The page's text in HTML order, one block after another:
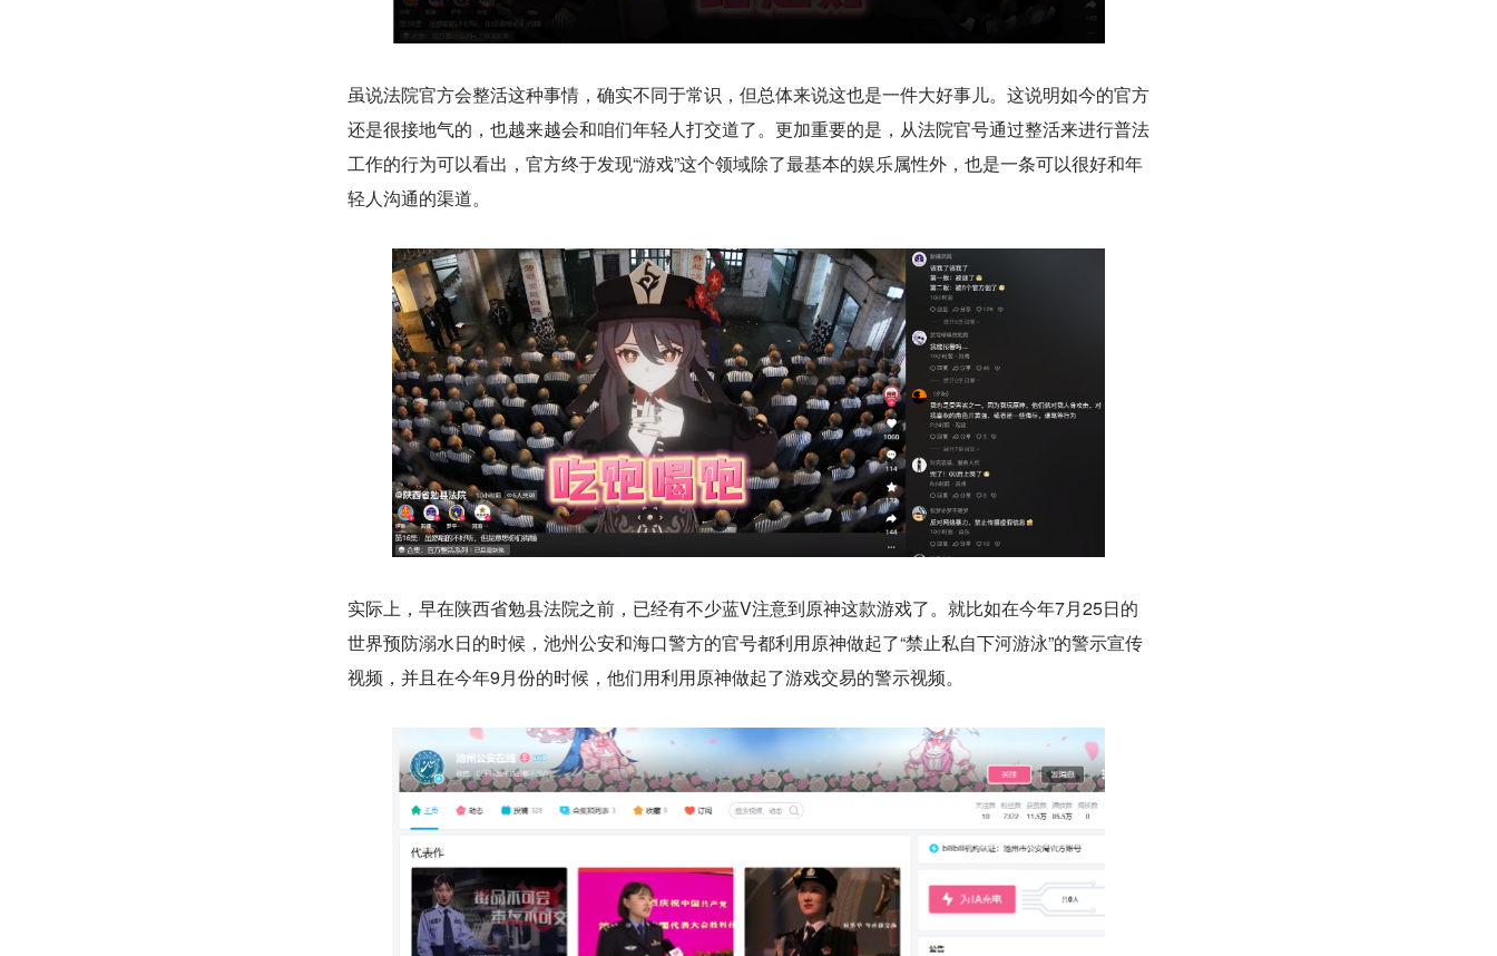
虽说法院官方会整活这种事情，确实不同于常识，但总体来说这也是一件大好事儿。这说明如今的官方
还是很接地气的，也越来越会和咱们年轻人打交道了。更加重要的是，从法院官号通过整活来进行普法
工作的行为可以看出，官方终于发现“游戏”这个领域除了最基本的娱乐属性外，也是一条可以很好和年
轻人沟通的渠道。
实际上，早在陕西省勉县法院之前，已经有不少蓝V注意到原神这款游戏了。就比如在今年7月25日的
世界预防溺水日的时候，池州公安和海口警方的官号都利用原神做起了“禁止私自下河游泳”的警示宣传
视频，并且在今年9月份的时候，他们用利用原神做起了游戏交易的警示视频。